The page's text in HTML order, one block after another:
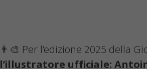
👨‍🎨 Per l’edizione 2025 della
l’illustratore ufficiale: